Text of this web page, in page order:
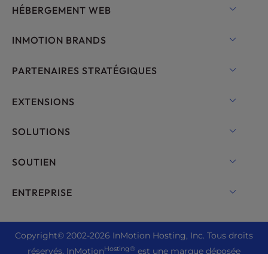
HÉBERGEMENT WEB
Hébergement partagé
UltraStack ONE pour WordPress
Serveurs de métal nu
Solutions d'hébergement pour entreprises
Hébergement pour revendeurs
INMOTION BRANDS
RamNode Cloud
PARTENAIRES STRATÉGIQUES
OpenMetal Cloud IaaS
EXTENSIONS
Noms de domaine
Courriel professionnel
Constructeur de site Web WordPress
SOLUTIONS
Hébergement cPanel
Hébergement Joomla
Hébergement Laravel
SOUTIEN
Chat en direct
+44 2045 763722
ENTREPRISE
À propos de nous
Emplacement des centres de données
Copyright© 2002-2026 InMotion Hosting, Inc. Tous droits
réservés. InMotionHosting® est une marque déposée